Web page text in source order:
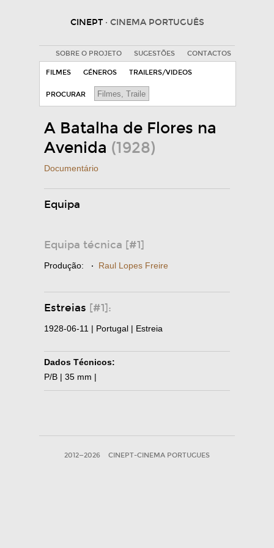
CINEPT · CINEMA PORTUGUÊS
SOBRE O PROJETO SUGESTÕES CONTACTOS
FILMES GÉNEROS TRAILERS/VIDEOS
PROCURAR
A Batalha de Flores na
Avenida (1928)
Documentário
Equipa
Equipa técnica [#1]
Produção: · Raul Lopes Freire
Estreias [#1]:
1928-06-11 | Portugal | Estreia
Dados Técnicos:
P/B | 35 mm |
2012—2026 CINEPT-CINEMA PORTUGUES